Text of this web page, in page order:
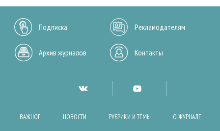
Подписка Рекламодателям
Архив журналов Контакты
ВАЖНОЕ НОВОСТИ РУБРИКИ И ТЕМЫ О ЖУРНАЛЕ